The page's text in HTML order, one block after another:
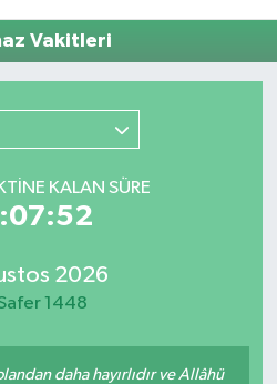
Vakitleri
KALAN SÜRE
2026
1448
daha hayırlıdır ve Allâhü